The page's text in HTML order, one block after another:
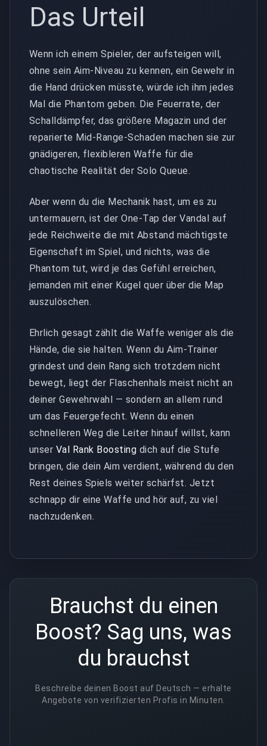
Das Urteil
Wenn ich einem Spieler, der aufsteigen will,
ohne sein Aim-Niveau zu kennen, ein Gewehr in
die Hand drücken müsste, würde ich ihm jedes
Mal die Phantom geben. Die Feuerrate, der
Schalldämpfer, das größere Magazin und der
reparierte Mid-Range-Schaden machen sie zur
gnädigeren, flexibleren Waffe für die
chaotische Realität der Solo Queue.
Aber wenn du die Mechanik hast, um es zu
untermauern, ist der One-Tap der Vandal auf
jede Reichweite die mit Abstand mächtigste
Eigenschaft im Spiel, und nichts, was die
Phantom tut, wird je das Gefühl erreichen,
jemanden mit einer Kugel quer über die Map
auszulöschen.
Ehrlich gesagt zählt die Waffe weniger als die
Hände, die sie halten. Wenn du Aim-Trainer
grindest und dein Rang sich trotzdem nicht
bewegt, liegt der Flaschenhals meist nicht an
deiner Gewehrwahl — sondern an allem rund
um das Feuergefecht. Wenn du einen
schnelleren Weg die Leiter hinauf willst, kann
unser Val Rank Boosting dich auf die Stufe
bringen, die dein Aim verdient, während du den
Rest deines Spiels weiter schärfst. Jetzt
schnapp dir eine Waffe und hör auf, zu viel
nachzudenken.
Brauchst du einen
Boost? Sag uns, was
du brauchst
Beschreibe deinen Boost auf Deutsch — erhalte
Angebote von verifizierten Profis in Minuten.